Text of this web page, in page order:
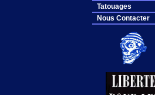
Tatouages
Nous Contacter